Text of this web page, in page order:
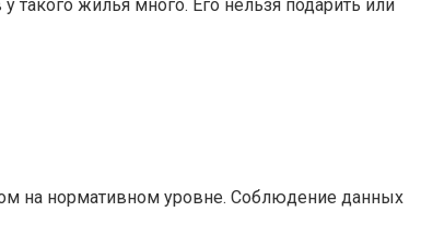
такого жилья много. Его нельзя подарить или
на нормативном уровне. Соблюдение данных